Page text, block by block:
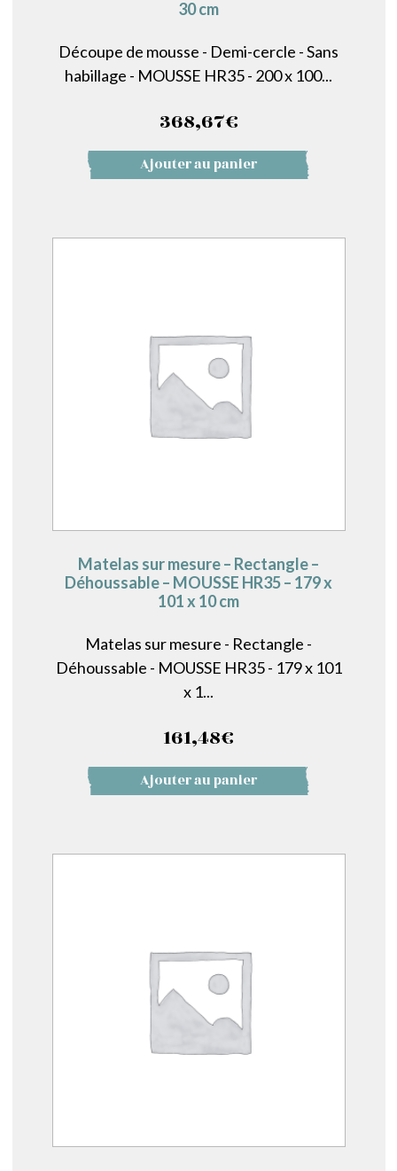
30 cm
Découpe de mousse - Demi-cercle - Sans
habillage - MOUSSE HR35 - 200 x 100...
368,67€
Ajouter au panier
Matelas sur mesure – Rectangle –
Déhoussable – MOUSSE HR35 – 179 x
101 x 10 cm
Matelas sur mesure - Rectangle -
Déhoussable - MOUSSE HR35 - 179 x 101
x 1...
161,48€
Ajouter au panier